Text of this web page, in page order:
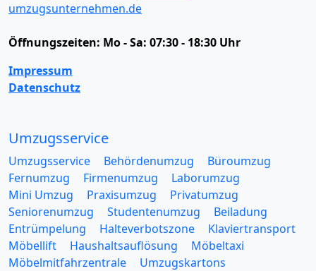
umzugsunternehmen.de
Öffnungszeiten: Mo - Sa: 07:30 - 18:30 Uhr
Impressum
Datenschutz
Umzugsservice
Umzugsservice Behördenumzug
Büroumzug
Fernumzug
Firmenumzug
Laborumzug
Mini Umzug
Praxisumzug
Privatumzug
Seniorenumzug
Studentenumzug
Beiladung
Entrümpelung
Halteverbotszone
Klaviertransport
Möbellift
Haushaltsauflösung
Möbeltaxi
Möbelmitfahrzentrale
Umzugskartons